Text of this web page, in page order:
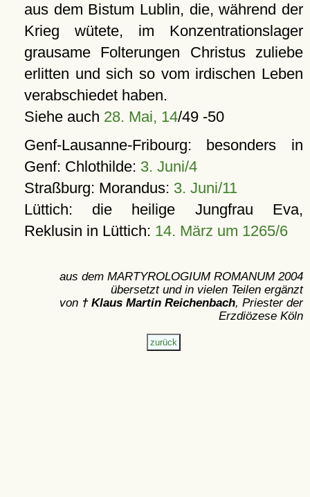
aus dem Bistum Lublin, die, während der
Krieg wütete, im Konzentrationslager
grausame Folterungen Christus zuliebe
erlitten und sich so vom irdischen Leben
verabschiedet haben.
Siehe auch 28. Mai, 14/49 -50
Genf-Lausanne-Fribourg: besonders in
Genf: Chlothilde: 3. Juni/4
Straßburg: Morandus: 3. Juni/11
Lüttich: die heilige Jungfrau Eva,
Reklusin in Lüttich: 14. März um 1265/6
aus dem MARTYROLOGIUM ROMANUM 2004
übersetzt und in vielen Teilen ergänzt
von † Klaus Martin Reichenbach, Priester der
Erzdiözese Köln